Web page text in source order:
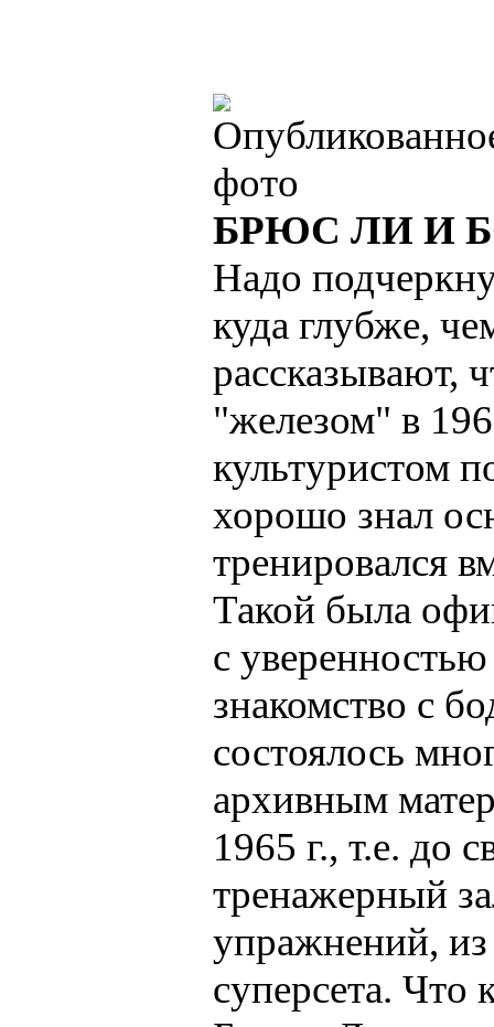
БРЮС ЛИ И
Надо
куда глубже,
рассказывают,
"железом" в
культуристом
хорошо знал
тренировался
Такой была
с
знакомство с
состоялось
архивным
1965 г., т.е. до
тренажерный
упражнений,
суперсета. Что